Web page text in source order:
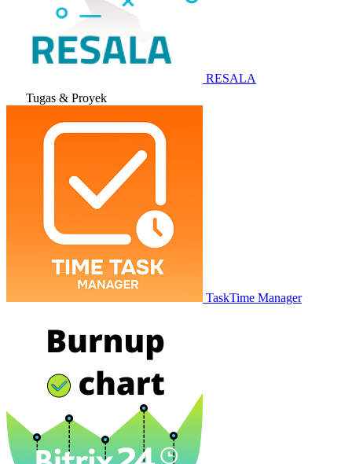
RESALA
Tugas & Proyek
TaskTime Manager